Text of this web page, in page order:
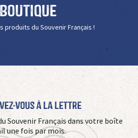
Boutique
produits du Souvenir Français !
vous à La Lettre
Souvenir Français dans votre boîte
une fois par mois.